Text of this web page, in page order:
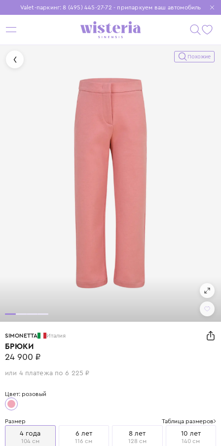
Valet-паркинг: 8 (495) 445-27-72 - припаркуем ваш автомобиль
Бесплатная доставка при заказе от 15 000 ₽
Установите приложение, чтобы покупки были еще удобнее
Похожие
SIMONETTA Италия
БРЮКИ
24 900 ₽
или 4 платежа по 6 225 ₽
Цвет: розовый
Размер Таблица размеров
4 года
104 см
6 лет
116 см
8 лет
128 см
10 лет
140 см